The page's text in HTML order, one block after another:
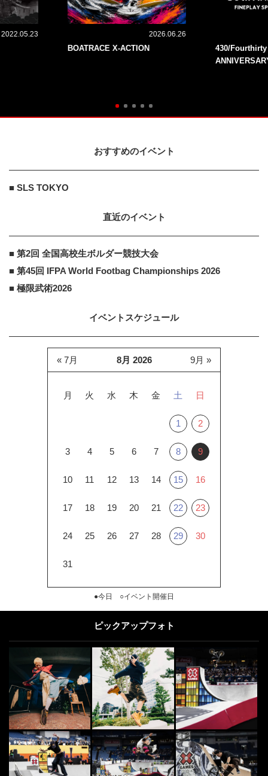
2022.05.23 2026.06.26
BOATRACE X-ACTION
430/
おすすめのイベント
■ SLS TOKYO
直近のイベント
■ 第2回 全国高校生ボルダー競技大会
■ 第45回 IFPA World Footbag Championships 2026
■ 極限武術2026
イベントスケジュール
8月 2026
月 火 水 木 金 土 日
1 2
3 4 5 6 7 8 9
10 11 12 13 14 15 16
17 18 19 20 21 22 23
24 25 26 27 28 29 30
31
« 7月 9月 »
●今日 ○イベント開催日
ピックアップフォト